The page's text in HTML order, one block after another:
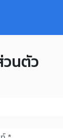
วนตัว